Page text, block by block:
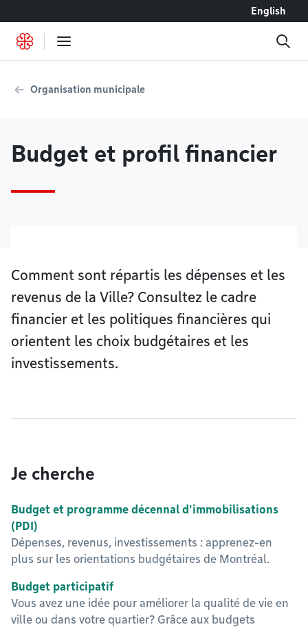
English
Organisation municipale
Budget et profil financier
Comment sont répartis les dépenses et les
revenus de la Ville? Consultez le cadre
financier et les politiques financières qui
orientent les choix budgétaires et les
investissements.
Je cherche
Budget et programme décennal d'immobilisations
(PDI)
Dépenses, revenus, investissements : apprenez-en
plus sur les orientations budgétaires de Montréal.
Budget participatif
Vous avez une idée pour améliorer la qualité de vie en
ville ou dans votre quartier? Grâce aux budgets